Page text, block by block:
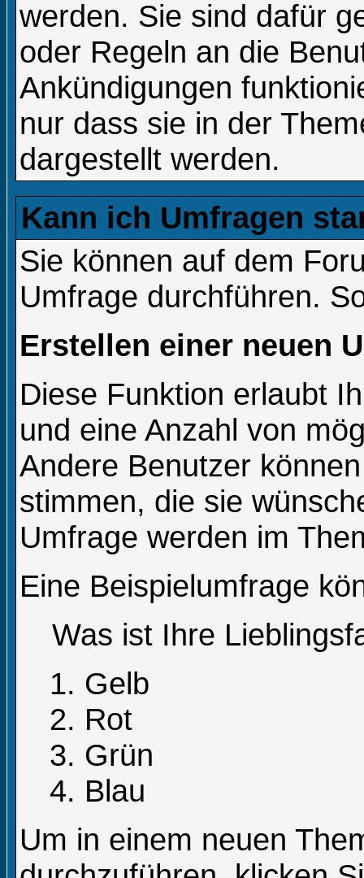
werden. Sie sind dafür
oder Regeln an die
Ankündigungen
nur dass sie in der
dargestellt werden.
Kann ich Umfragen
Sie können auf dem
Umfrage durchführen.
Erstellen einer neuen
Diese Funktion erlaubt
und eine Anzahl von
Andere Benutzer
stimmen, die sie
Umfrage werden im
Eine Beispielumfrage
Was ist Ihre
Gelb
Rot
Grün
Blau
Um in einem neuen